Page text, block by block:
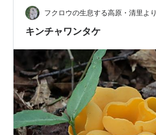
フクロウの生息する高原・清里より
キンチャワンタケ